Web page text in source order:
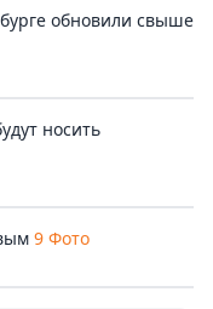
обновили свыше
носить
9 Фото